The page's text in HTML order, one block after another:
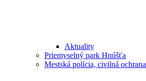
Aktuality
Priemyselný park Hnúšťa
Mestská polícia, civilná ochrana